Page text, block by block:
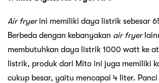
Air fryerini memiliki daya listrik sebesar
Berbeda dengan kebanyakan air fryer
membutuhkan daya listrik 1000 watt ke
listrik, produk dari Mito ini juga memiliki
cukup besar, yaitu mencapai 4 liter.